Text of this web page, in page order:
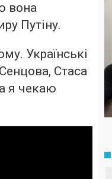
вона
Путіну.
Українські
Стаса
я чекаю